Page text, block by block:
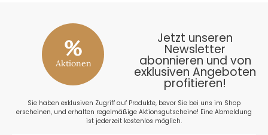
%
Aktionen
Jetzt unseren
Newsletter
abonnieren und von
exklusiven Angeboten
profitieren!
Sie haben exklusiven Zugriff auf Produkte, bevor Sie bei uns im Shop
erscheinen, und erhalten regelmäßige Aktionsgutscheine! Eine Abmeldung
ist jederzeit kostenlos möglich.